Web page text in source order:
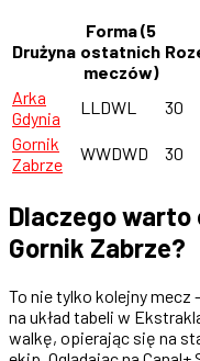
Drużyna
Forma (5
ostatnich
meczów)
Arka
Gdynia
LLDWL 30
Gornik
Zabrze
WWDWD 30
Dlaczego warto
Gornik Zabrze?
To nie tylko kolejny mecz
na układ tabeli w
walkę, opierając się na